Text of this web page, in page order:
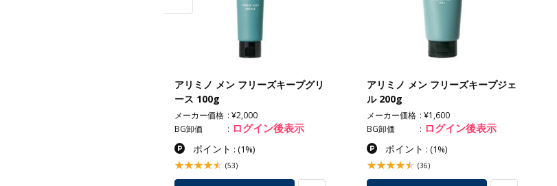
アリミノ メン フリーズキープグリ
ース 100g
メーカー価格
¥2,000
BG卸価
ログイン後表示
ポイント : (1%)
(53)
アリミノ メン フリーズキープジェ
ル 200g
メーカー価格
¥1,600
BG卸価
ログイン後表示
ポイント : (1%)
(36)